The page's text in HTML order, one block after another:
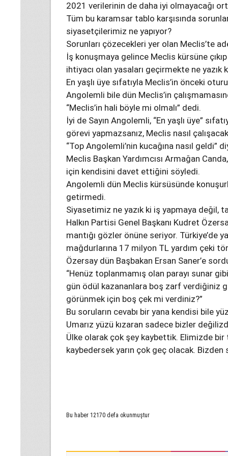
2021 verilerinin de daha iyi olmayacağı
Tüm bu karamsar tablo karşısında
siyasetçilerimiz ne yapıyor?
Sorunları çözecekleri yer olan Meclis’te
İş konuşmaya gelince Meclis kürsüne
ihtiyacı olan yasaları geçirmekte ne yazık
En yaşlı üye sıfatıyla Meclis’in önceki
Angolemli bile dün Meclis’in
“Meclis’in hali böyle mi olmalı” dedi.
İyi de Sayın Angolemli, “En yaşlı üye”
görevi yapmazsanız, Meclis nasıl
“Top Angolemli’nin kucağına nasıl geldi”
Meclis Başkan Yardımcısı Armağan
için kendisini davet ettiğini söyledi.
Angolemli dün Meclis kürsüsünde
getirmedi.
Siyasetimiz ne yazık ki iş yapmaya değil,
Halkın Partisi Genel Başkanı Kudret
mantığı gözler önüne seriyor. Türkiye’de
mağdurlarına 17 milyon TL yardım çeki
Özersay dün Başbakan Ersan Saner’e
“Henüz toplanmamış olan parayı sunar
gün ödül kazananlara boş zarf verdiğiniz
görünmek için boş çek mi verdiniz?”
Bu soruların cevabı bir yana kendisi bile
Umarız yüzü kızaran sadece bizler
Ülke olarak çok şey kaybettik. Elimizde bir
kaybedersek yarın çok geç olacak.
Bu haber 12170 defa okunmuştur